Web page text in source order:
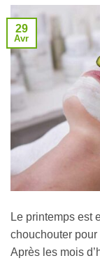
29
Avr
Le printemps est
chouchouter
Après les mois